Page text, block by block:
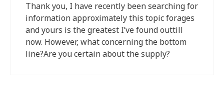
Thank you, I have recently been searching for
information approximately this topic forages
and yours is the greatest I’ve found outtill
now. However, what concerning the bottom
line?Are you certain about the supply?